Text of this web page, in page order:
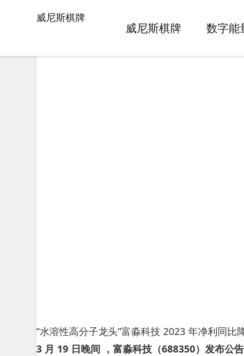
威尼斯棋牌
威尼斯棋牌 数字能
威尼斯棋牌
公司舆情｜富淼科技近10个月跌超26% 董事老
“水溶性高分子龙头”富淼科技 2023 年净利同比降
3 月 19 日晚间 ，富淼科技（688350）发布公告